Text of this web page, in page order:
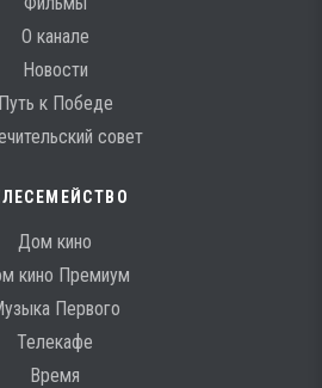
О канале
Новости
Путь к Победе
совет
Дом кино
кино Премиум
Первого
Телекафе
Время